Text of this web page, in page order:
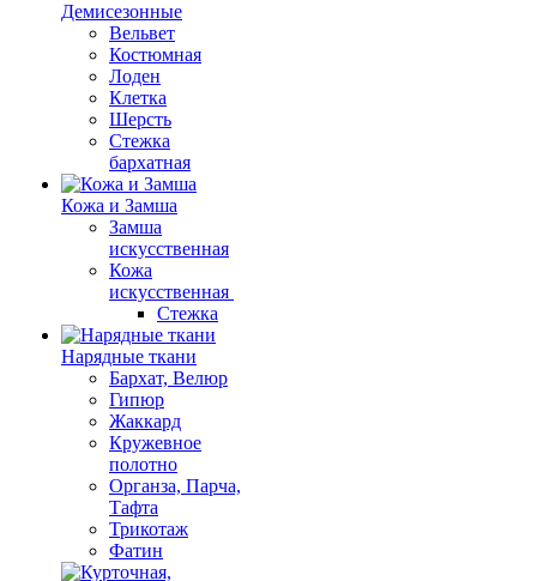
Демисезонные
Вельвет
Костюмная
Лоден
Клетка
Шерсть
Стежка
бархатная
Кожа и Замша
Замша
искусственная
Кожа
искусственная
Стежка
Нарядные ткани
Бархат, Велюр
Гипюр
Жаккард
Кружевное
полотно
Органза, Парча,
Тафта
Трикотаж
Фатин